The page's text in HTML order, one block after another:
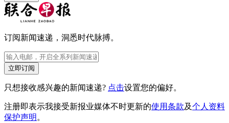
订阅新闻速递，洞悉时代脉搏。
立即订阅
只想接收感兴趣的新闻速递? 点击设置您的偏好。
注册即表示我接受新报业媒体不时更新的使用条款及个人资料
保护声明 。